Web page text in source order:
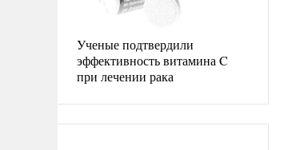
Ученые подтвердили
эффективность витамина C
при лечении рака